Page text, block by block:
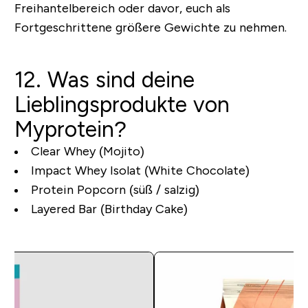
Freihantelbereich oder davor, euch als
Fortgeschrittene größere Gewichte zu nehmen.
12. Was sind deine
Lieblingsprodukte von
Myprotein?
Clear Whey (Mojito)
Impact Whey Isolat (White Chocolate)
Protein Popcorn (süß / salzig)
Layered Bar (Birthday Cake)